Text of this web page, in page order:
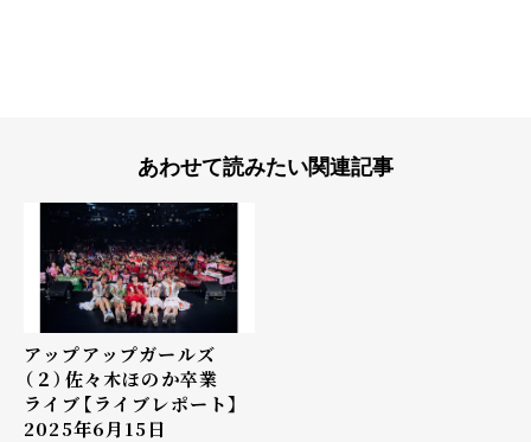
あわせて読みたい関連記事
アップアップガールズ
（２）佐々木ほのか卒業
ライブ【ライブレポート】
2025年6月15日